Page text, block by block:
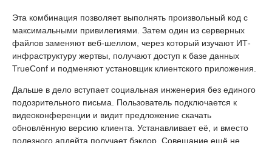
Эта комбинация позволяет выполнять произвольный код с
максимальными привилегиями. Затем один из серверных
файлов заменяют веб-шеллом, через который изучают ИТ-
инфраструктуру жертвы, получают доступ к базе данных
TrueConf и подменяют установщик клиентского приложения.
Дальше в дело вступает социальная инженерия без единого
подозрительного письма. Пользователь подключается к
видеоконференции и видит предложение скачать
обновлённую версию клиента. Устанавливает её, и вместо
полезного апдейта получает бэкдор. Совещание ещё не